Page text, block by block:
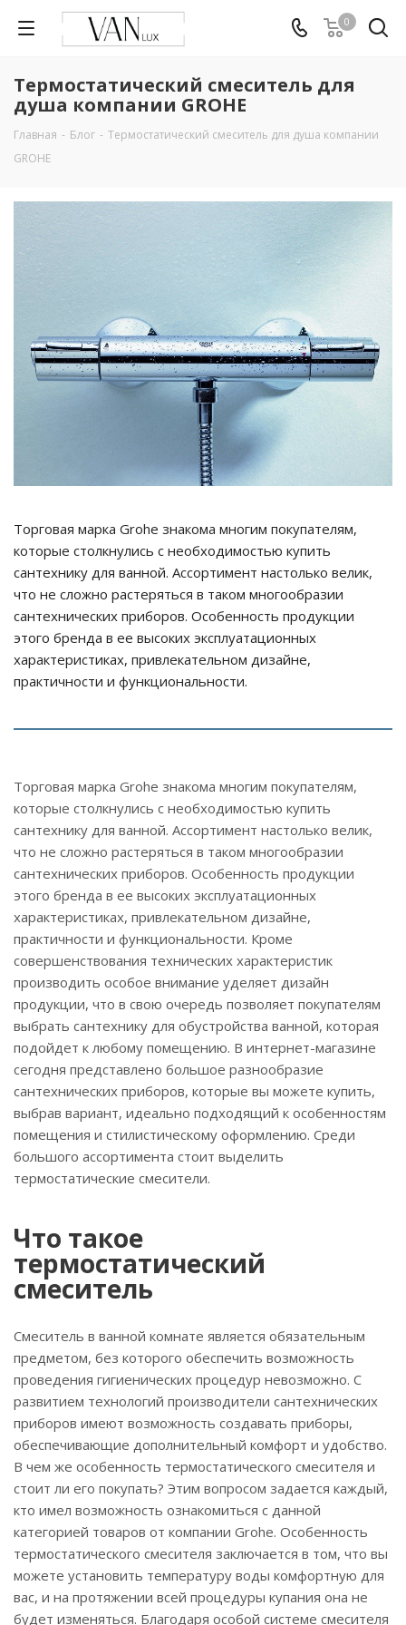
0
Термостатический смеситель для
душа компании GROHE
Главная - Блог - Термостатический смеситель для душа компании
GROHE
Торговая марка Grohe знакома многим покупателям,
которые столкнулись с необходимостью купить
сантехнику для ванной. Ассортимент настолько велик,
что не сложно растеряться в таком многообразии
сантехнических приборов. Особенность продукции
этого бренда в ее высоких эксплуатационных
характеристиках, привлекательном дизайне,
практичности и функциональности.
Торговая марка Grohe знакома многим покупателям,
которые столкнулись с необходимостью купить
сантехнику для ванной. Ассортимент настолько велик,
что не сложно растеряться в таком многообразии
сантехнических приборов. Особенность продукции
этого бренда в ее высоких эксплуатационных
характеристиках, привлекательном дизайне,
практичности и функциональности. Кроме
совершенствования технических характеристик
производить особое внимание уделяет дизайн
продукции, что в свою очередь позволяет покупателям
выбрать сантехнику для обустройства ванной, которая
подойдет к любому помещению. В интернет-магазине
сегодня представлено большое разнообразие
сантехнических приборов, которые вы можете купить,
выбрав вариант, идеально подходящий к особенностям
помещения и стилистическому оформлению. Среди
большого ассортимента стоит выделить
термостатические смесители.
Что такое
термостатический
смеситель
Смеситель в ванной комнате является обязательным
предметом, без которого обеспечить возможность
проведения гигиенических процедур невозможно. С
развитием технологий производители сантехнических
приборов имеют возможность создавать приборы,
обеспечивающие дополнительный комфорт и удобство.
В чем же особенность термостатического смесителя и
стоит ли его покупать? Этим вопросом задается каждый,
кто имел возможность ознакомиться с данной
категорией товаров от компании Grohe. Особенность
термостатического смесителя заключается в том, что вы
можете установить температуру воды комфортную для
вас, и на протяжении всей процедуры купания она не
будет изменяться. Благодаря особой системе смесителя